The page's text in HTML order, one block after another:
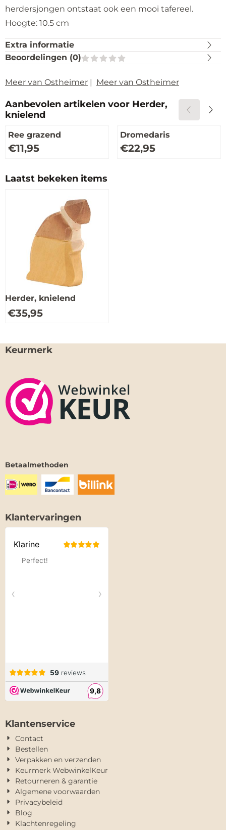
herdersjongen ontstaat ook een mooi tafereel.
Hoogte: 10.5 cm
Extra informatie
Beoordelingen (0)
Meer van Ostheimer | Meer van Ostheimer
Aanbevolen artikelen voor Herder,
knielend
Ree grazend
Prijs: 11,95
€11,95
Dromedaris
Prijs: 22,95
€22,95
Laatst bekeken items
Herder, knielend
€35,95
Keurmerk
Betaalmethoden
Klantervaringen
Klantenservice
Contact
Bestellen
Verpakken en verzenden
Keurmerk WebwinkelKeur
Retourneren & garantie
Algemene voorwaarden
Privacybeleid
Blog
Klachtenregeling